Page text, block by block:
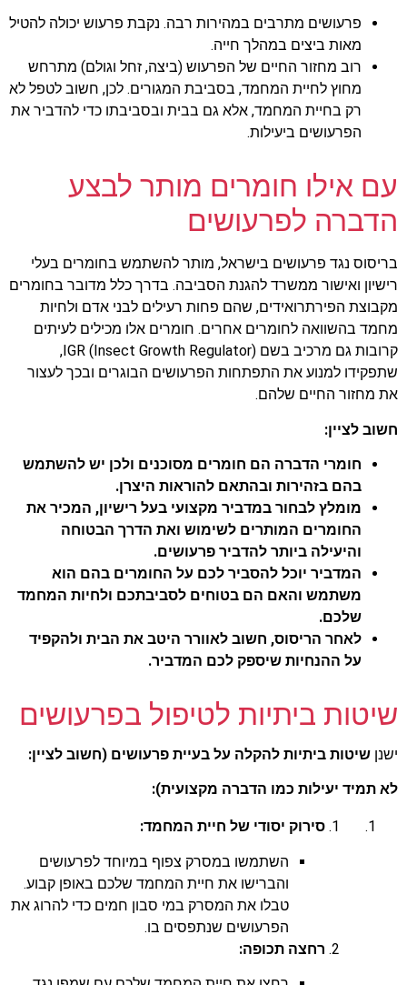
פרעושים מתרבים במהירות רבה. נקבת פרעוש יכולה להטיל
מאות ביצים במהלך חייה.
רוב מחזור החיים של הפרעוש (ביצה, זחל וגולם) מתרחש
מחוץ לחיית המחמד, בסביבת המגורים. לכן, חשוב לטפל לא
רק בחיית המחמד, אלא גם בבית ובסביבתו כדי להדביר את
הפרעושים ביעילות.
עם אילו חומרים מותר לבצע
הדברה לפרעושים
בריסוס נגד פרעושים בישראל, מותר להשתמש בחומרים בעלי
רישיון ואישור ממשרד להגנת הסביבה. בדרך כלל מדובר בחומרים
מקבוצת הפירתרואידים, שהם פחות רעילים לבני אדם ולחיות
מחמד בהשוואה לחומרים אחרים. חומרים אלו מכילים לעיתים
קרובות גם מרכיב בשם IGR (Insect Growth Regulator),
שתפקידו למנוע את התפתחות הפרעושים הבוגרים ובכך לעצור
את מחזור החיים שלהם.
חשוב לציין:
חומרי הדברה הם חומרים מסוכנים ולכן יש להשתמש
בהם בזהירות ובהתאם להוראות היצרן.
מומלץ לבחור במדביר מקצועי בעל רישיון, המכיר את
החומרים המותרים לשימוש ואת הדרך הבטוחה
והיעילה ביותר להדביר פרעושים.
המדביר יוכל להסביר לכם על החומרים בהם הוא
משתמש והאם הם בטוחים לסביבתכם ולחיות המחמד
שלכם.
לאחר הריסוס, חשוב לאוורר היטב את הבית ולהקפיד
על ההנחיות שיספק לכם המדביר.
שיטות ביתיות לטיפול בפרעושים
ישנן שיטות ביתיות להקלה על בעיית פרעושים (חשוב לציין:
לא תמיד יעילות כמו הדברה מקצועית):
סירוק יסודי של חיית המחמד:
השתמשו במסרק צפוף במיוחד לפרעושים
והברישו את חיית המחמד שלכם באופן קבוע.
טבלו את המסרק במי סבון חמים כדי להרוג את
הפרעושים שנתפסים בו.
רחצה תכופה: